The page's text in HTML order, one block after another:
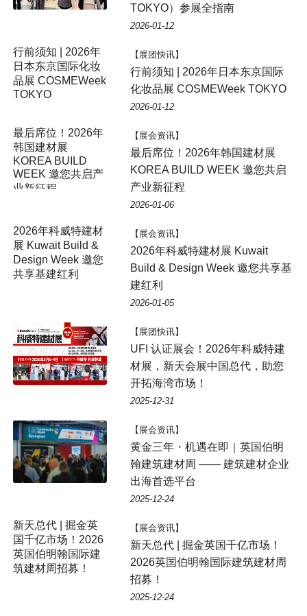
TOKYO）参展全指南
2026-01-12
【展团快讯】
行前须知 | 2026年日本东京国际
化妆品展 COSMEWeek TOKYO
2026-01-12
最后席位！2026年
韩国建材展
KOREA BUILD
WEEK 邀您共启产
业新征程
【展会资讯】
最后席位！2026年韩国建材展
KOREA BUILD WEEK 邀您共启
产业新征程
2026-01-06
【展会资讯】
2026年科威特建材展 Kuwait
Build & Design Week 邀您共享基
建红利
2026-01-05
【展团快讯】
UFI 认证展会！2026年科威特建
材展，新天会展中国总代，助您
开拓海湾市场！
2025-12-31
【展会资讯】
黄金三年・机遇在即｜英国伯明
翰建筑建材周 —— 建筑建材企业
出海首选平台
2025-12-24
新天总代 | 掘金英
国千亿市场！2026
英国伯明翰国际建
筑建材周招募！
【展会资讯】
新天总代 | 掘金英国千亿市场！
2026英国伯明翰国际建筑建材周
招募！
2025-12-24